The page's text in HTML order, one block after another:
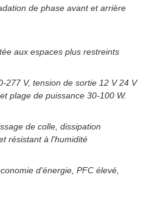
de phase avant et arrière
aux espaces plus restreints
277 V, tension de sortie 12 V 24 V
plage de puissance 30-100 W.
de colle, dissipation
résistant à l'humidité
d'énergie, PFC élevé,